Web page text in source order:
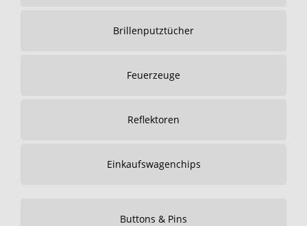
Brillenputztücher
Feuerzeuge
Reflektoren
Einkaufswagenchips
Buttons & Pins